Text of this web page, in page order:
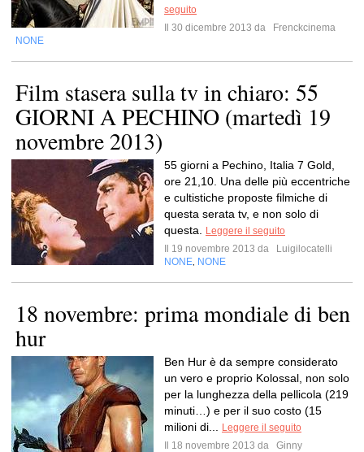
seguito
Il 30 dicembre 2013 da
Frenckcinema
NONE
Film stasera sulla tv in chiaro: 55
GIORNI A PECHINO (martedì 19
novembre 2013)
55 giorni a Pechino, Italia 7 Gold,
ore 21,10. Una delle più eccentriche
e cultistiche proposte filmiche di
questa serata tv, e non solo di
questa.
Leggere il seguito
Il 19 novembre 2013 da
Luigilocatelli
NONE NONE
18 novembre: prima mondiale di ben
hur
Ben Hur è da sempre considerato
un vero e proprio Kolossal, non solo
per la lunghezza della pellicola (219
minuti…) e per il suo costo (15
milioni di...
Leggere il seguito
Il 18 novembre 2013 da
Ginny